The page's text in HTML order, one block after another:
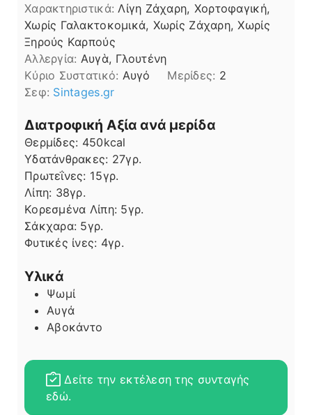
Χαρακτηριστικά: Λίγη Ζάχαρη, Χορτοφαγική,
Χωρίς Γαλακτοκομικά, Χωρίς Ζάχαρη, Χωρίς
Ξηρούς Καρπούς
Αλλεργία: Αυγὰ, Γλουτένη
Kύριο Συστατικό: Αυγό Μερίδες: 2
Σεφ: Sintages.gr
Διατροφική Αξία ανά μερίδα
Θερμίδες: 450kcal
Υδατάνθρακες: 27γρ.
Πρωτεΐνες: 15γρ.
Λίπη
Λίπη: 38γρ.
Κορεσμένα Λίπη: 5γρ.
Σάκχαρα: 5γρ.
Φυτικές ίνες: 4γρ.
Υλικά
Ψωμί
Αυγά
Αβοκάντο
Δείτε την εκτέλεση της συνταγής
εδώ.